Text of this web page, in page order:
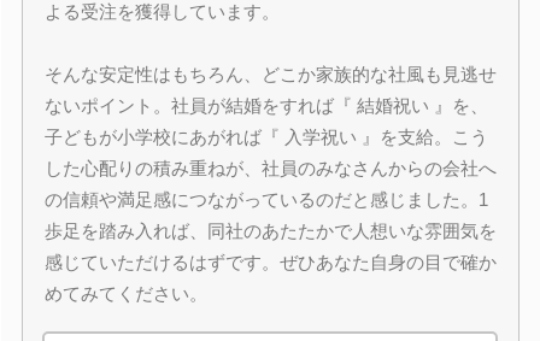
よる受注を獲得しています。
そんな安定性はもちろん、どこか家族的な社風も見逃せ
ないポイント。社員が結婚をすれば『 結婚祝い 』を、
子どもが小学校にあがれば『 入学祝い 』を支給。こう
した心配りの積み重ねが、社員のみなさんからの会社へ
の信頼や満足感につながっているのだと感じました。1
歩足を踏み入れば、同社のあたたかで人想いな雰囲気を
感じていただけるはずです。ぜひあなた自身の目で確か
めてみてください。